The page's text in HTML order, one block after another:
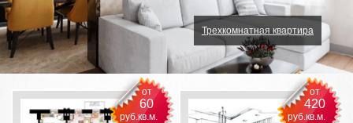
Трехкомнатная квартира
от
60
руб.кв.м.
от
420
руб.кв.м.